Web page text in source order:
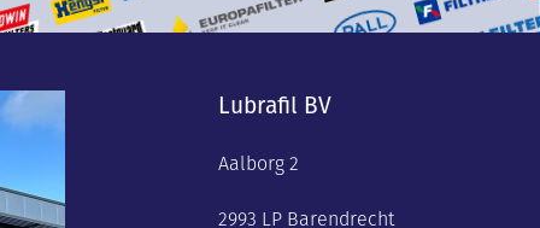
Lubrafil BV
Aalborg 2
2993 LP Barendrecht